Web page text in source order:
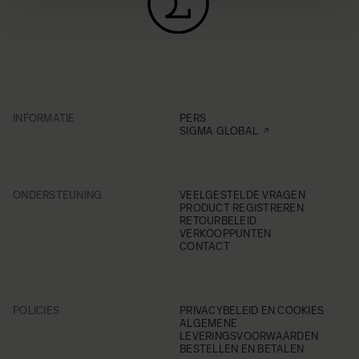
INFORMATIE
PERS
SIGMA GLOBAL
ONDERSTEUNING
VEELGESTELDE VRAGEN
PRODUCT REGISTREREN
RETOURBELEID
VERKOOPPUNTEN
CONTACT
POLICIES
PRIVACYBELEID EN COOKIES
ALGEMENE
LEVERINGSVOORWAARDEN
BESTELLEN EN BETALEN